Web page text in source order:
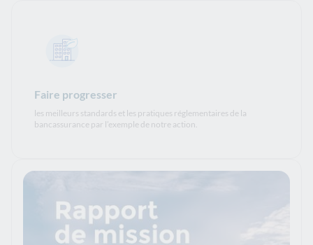
Faire progresser
les meilleurs standards et les pratiques réglementaires de la
bancassurance par l’exemple de notre action.